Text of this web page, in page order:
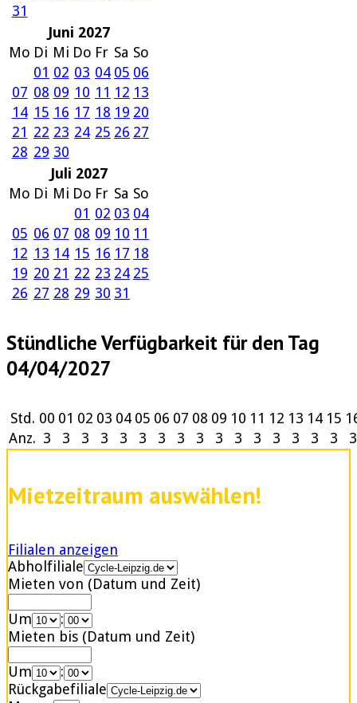
31
Juni 2027
Mo Di Mi Do Fr Sa So
01 02 03 04 05 06
07 08 09 10 11 12 13
14 15 16 17 18 19 20
21 22 23 24 25 26 27
28 29 30
Juli 2027
Mo Di Mi Do Fr Sa So
01 02 03 04
05 06 07 08 09 10 11
12 13 14 15 16 17 18
19 20 21 22 23 24 25
26 27 28 29 30 31
Stündliche Verfügbarkeit für den Tag
04/04/2027
Std. 00 01 02 03 04 05 06 07 08 09 10 11 12 13 14 15
Anz. 3 3 3 3 3 3 3 3 3 3 3 3 3 3 3 3 3
Mietzeitraum auswählen!
Filialen anzeigen
Abholfiliale
Mieten von (Datum und Zeit)
Um
:
Mieten bis (Datum und Zeit)
Um
:
Rückgabefiliale